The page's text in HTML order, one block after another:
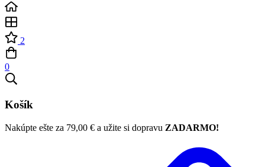
2
0
Košík
Nakúpte ešte za 79,00 € a užite si dopravu ZADARMO!